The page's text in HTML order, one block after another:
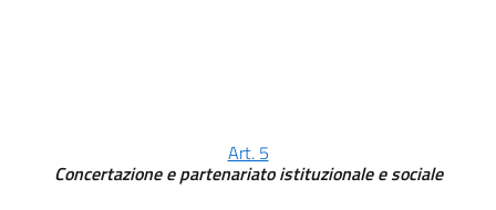
Art. 5
Concertazione e partenariato istituzionale e sociale